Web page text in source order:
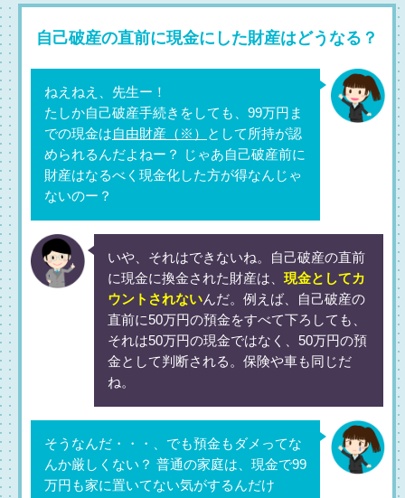
自己破産の直前に現金にした財産はどうなる？
ねえねえ、先生ー！
たしか自己破産手続きをしても、99万円ま
での現金は自由財産（※）
として所持が認
められるんだよねー？ じゃあ自己破産前に
財産はなるべく現金化した方が得なんじゃ
ないのー？
いや、それはできないね。自己破産の直前
に現金に換金された財産は、 現金としてカ
ウントされないんだ。例えば、自己破産の
直前に50万円の預金をすべて下ろしても、
それは50万円の現金ではなく、50万円の預
金として判断される。保険や車も同じだ
ね。
そうなんだ・・・、でも預金もダメってな
んか厳しくない？ 普通の家庭は、現金で99
万円も家に置いてない気がするんだけ